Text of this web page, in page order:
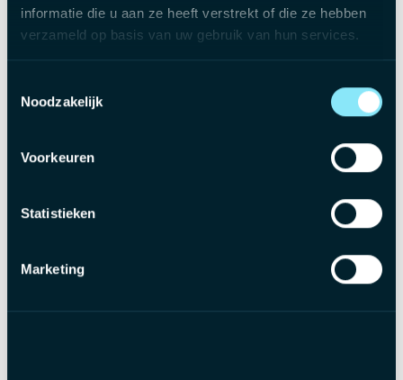
informatie die u aan ze heeft verstrekt of die ze hebben
verzameld op basis van uw gebruik van hun services.
Noodzakelijk
Voorkeuren
Statistieken
Marketing